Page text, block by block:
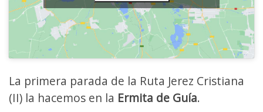
La primera parada de la Ruta Jerez Cristiana
(II) la hacemos en la Ermita de Guía.